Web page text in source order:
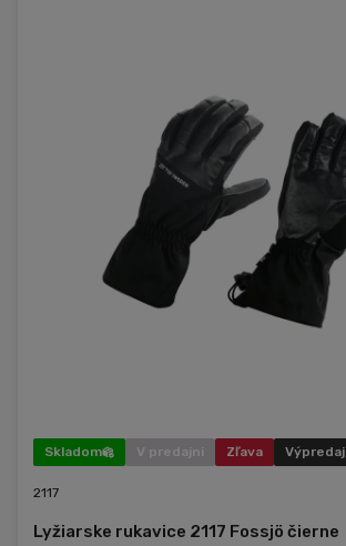
Skladom V predajni Zľava Výpredaj
2117
Lyžiarske rukavice 2117 Fossjö čierne